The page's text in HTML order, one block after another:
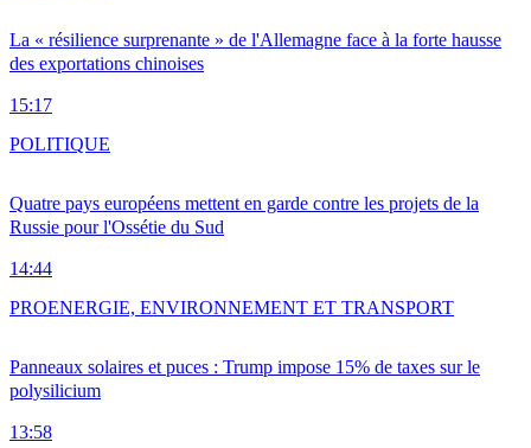
La « résilience surprenante » de l'Allemagne face à la forte hausse
des exportations chinoises
15:17
Quatre pays européens mettent en garde contre les projets de la
Russie pour l'Ossétie du Sud
14:44
POLITIQUE
Panneaux solaires et puces : Trump impose 15% de taxes sur le
polysilicium
13:58
PROENERGIE, ENVIRONNEMENT ET TRANSPORT